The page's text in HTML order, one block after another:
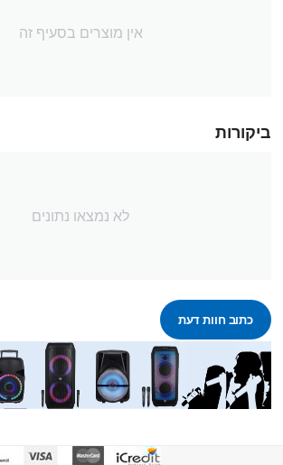
אין מוצרים בסעיף זה
ביקורות
לא נמצאו נתונים
כתוב חוות דעת